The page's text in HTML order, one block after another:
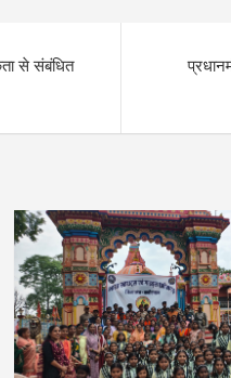
से संबंधित